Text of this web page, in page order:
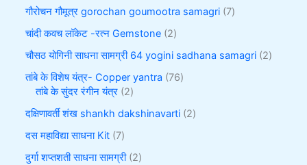
गौरोचन गौमूत्र gorochan goumootra samagri 7
चांदी कवच लॉकेट -रत्न Gemstone 2
चौसठ योगिनी साधना सामग्री 64 yogini sadhana samagri 2
तांबे के विशेष यंत्र- Copper yantra 76
तांबे के सुंदर रंगीन यंत्र 2
दक्षिणावर्ती शंख shankh dakshinavarti 2
दस महाविद्या साधना Kit 7
दुर्गा शप्तशती साधना सामग्री 2